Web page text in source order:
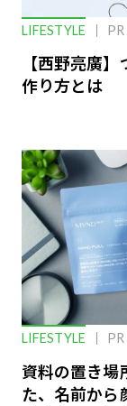
LIFESTYLE PR
【西野亮廣
作り方とは
LIFESTYLE PR
資料の置き場
た、名前から